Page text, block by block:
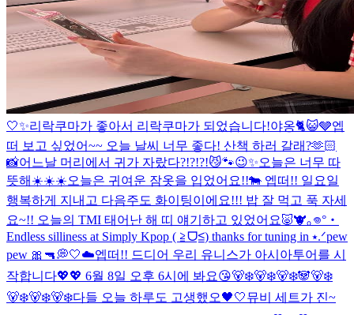
🤍✨리락쿠마가 좋아서 리락쿠마가 되었습니다!야옹🐈😺🩶엡
떠 보고 싶었어~~ 오늘 날씨 너무 좋다! 산책 하러 갈래?🫶🏻
📸어느날 머리에서 귀가 자랐다?!?!?!😼🐾😉✨오늘은 너무 따
뜻해☀️☀️☀️오늘은 귀여운 잠옷을 입었어요!!🐄 엡떠!! 일요일
행복하게 지내고 다음주도 화이팅이에요!!! 밥 잘 먹고 푹 자세
요~!! 오늘의 TMI 태어난 해 띠 얘기하고 있었어요🐷🐮｡𖦹°‧
Endless silliness at Simply Kpop ( ≧ᗜ≦) thanks for tuning in ⭑.ᐟpew
pew 🎀🔫💭🤍☁️엡떠!! 드디어 우리 유니스가 아시아투어를 시
작합니다💖💖 6월 8일 오후 6시에 봐요😘🐻‍❄️🐻‍❄️🐻‍❄️🐼🐻‍❄️
🐻‍❄️🐻‍❄️🐻‍❄️다들 오늘 하루도 고생했오🖤🤍뮤비 세트가 진~